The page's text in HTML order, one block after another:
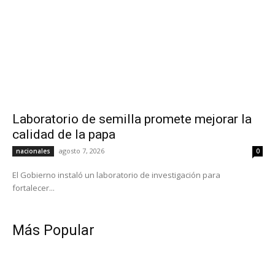
Laboratorio de semilla promete mejorar la
calidad de la papa
nacionales agosto 7, 2026 0
El Gobierno instaló un laboratorio de investigación para
fortalecer...
Más Popular